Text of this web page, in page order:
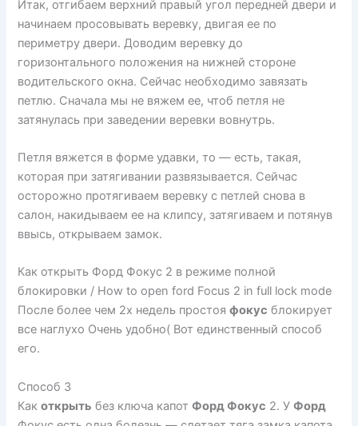
Итак, отгибаем верхний правый угол передней двери и
начинаем просовывать веревку, двигая ее по
периметру двери. Доводим веревку до
горизонтального положения на нижней стороне
водительского окна. Сейчас необходимо завязать
петлю. Сначала мы не вяжем ее, чтоб петля не
затянулась при заведении веревки вовнутрь.
Петля вяжется в форме удавки, то — есть, такая,
которая при затягивании развязывается. Сейчас
осторожно протягиваем веревку с петлей снова в
салон, накидываем ее на клипсу, затягиваем и потянув
ввысь, открываем замок.
Как открыть Форд Фокус 2 в режиме полной
блокировки / How to open ford Focus 2 in full lock mode
После более чем 2х недель простояфокус блокирует
все наглухо Очень удобно( Вот единственный способ
его.
Способ 3
Какоткрыть без ключа капотФорд Фокус 2. УФорд